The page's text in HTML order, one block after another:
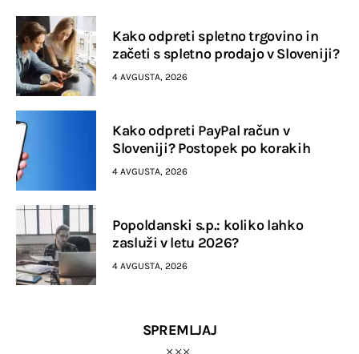
Kako odpreti spletno trgovino in
začeti s spletno prodajo v Sloveniji?
4 AVGUSTA, 2026
Kako odpreti PayPal račun v
Sloveniji? Postopek po korakih
4 AVGUSTA, 2026
Popoldanski s.p.: koliko lahko
zasluži v letu 2026?
4 AVGUSTA, 2026
SPREMLJAJ